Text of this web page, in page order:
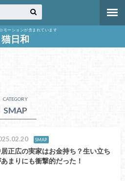
モーションが含まれています
猫日和
CATEGORY
SMAP
SMAP
正広の実家はお金持ち？生い立ち
まりにも衝撃的だった！